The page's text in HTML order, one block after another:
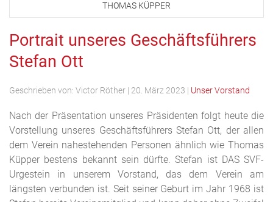
THOMAS KÜPPER
Portrait unseres Geschäftsführers
Stefan Ott
Geschrieben von: Victor Röther | 20. März 2023 | Unser Vorstand
Nach der Präsentation unseres Präsidenten folgt heute die
Vorstellung unseres Geschäftsführers Stefan Ott, der allen
dem Verein nahestehenden Personen ähnlich wie Thomas
Küpper bestens bekannt sein dürfte. Stefan ist DAS SVF-
Urgestein in unserem Vorstand, das dem Verein am
längsten verbunden ist. Seit seiner Geburt im Jahr 1968 ist